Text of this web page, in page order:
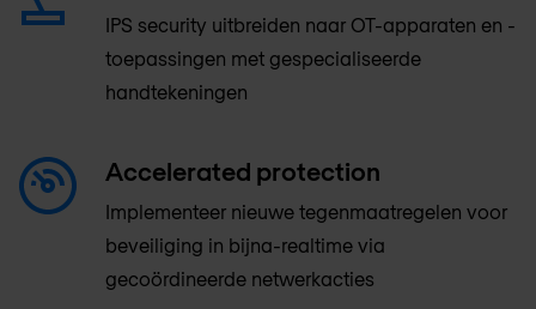
IPS security uitbreiden naar OT-apparaten en -
toepassingen met gespecialiseerde
handtekeningen
Accelerated protection
Implementeer nieuwe tegenmaatregelen voor
beveiliging in bijna-realtime via
gecoördineerde netwerkacties